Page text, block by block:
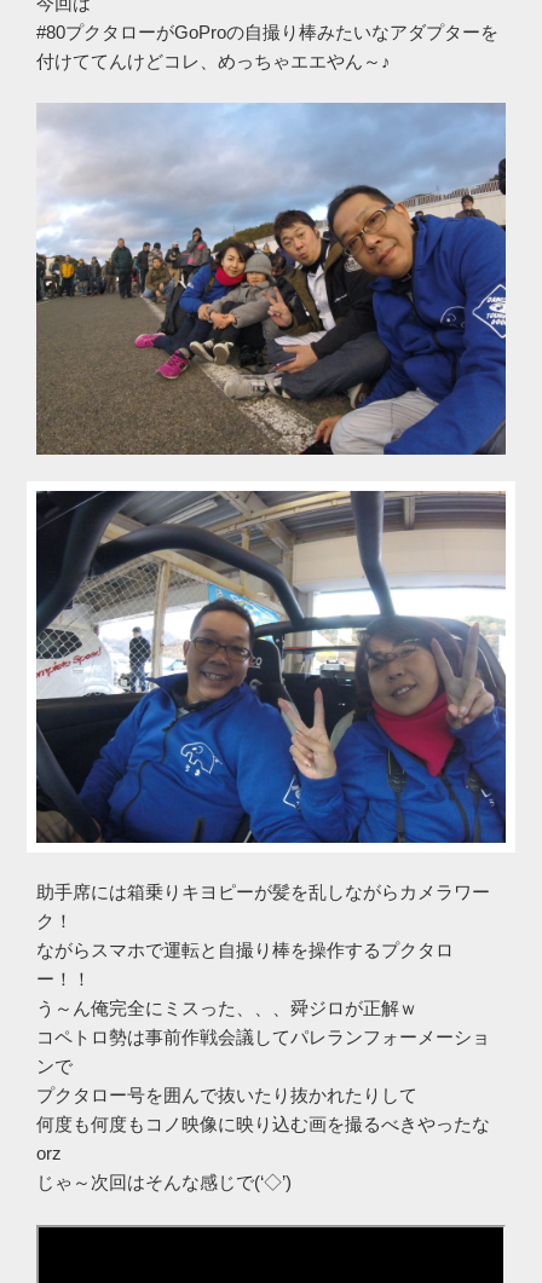
#80プクタローがGoProの自撮り棒みたいなアダプターを
付けててんけどコレ、めっちゃエエやん～♪
助手席には箱乗りキヨピーが髪を乱しながらカメラワー
ク！
ながらスマホで運転と自撮り棒を操作するプクタロ
ー！！
う～ん俺完全にミスった、、、舜ジロが正解ｗ
コペトロ勢は事前作戦会議してパレランフォーメーショ
ンで
プクタロー号を囲んで抜いたり抜かれたりして
何度も何度もコノ映像に映り込む画を撮るべきやったな
orz
じゃ～次回はそんな感じで(‘◇’)ゞ